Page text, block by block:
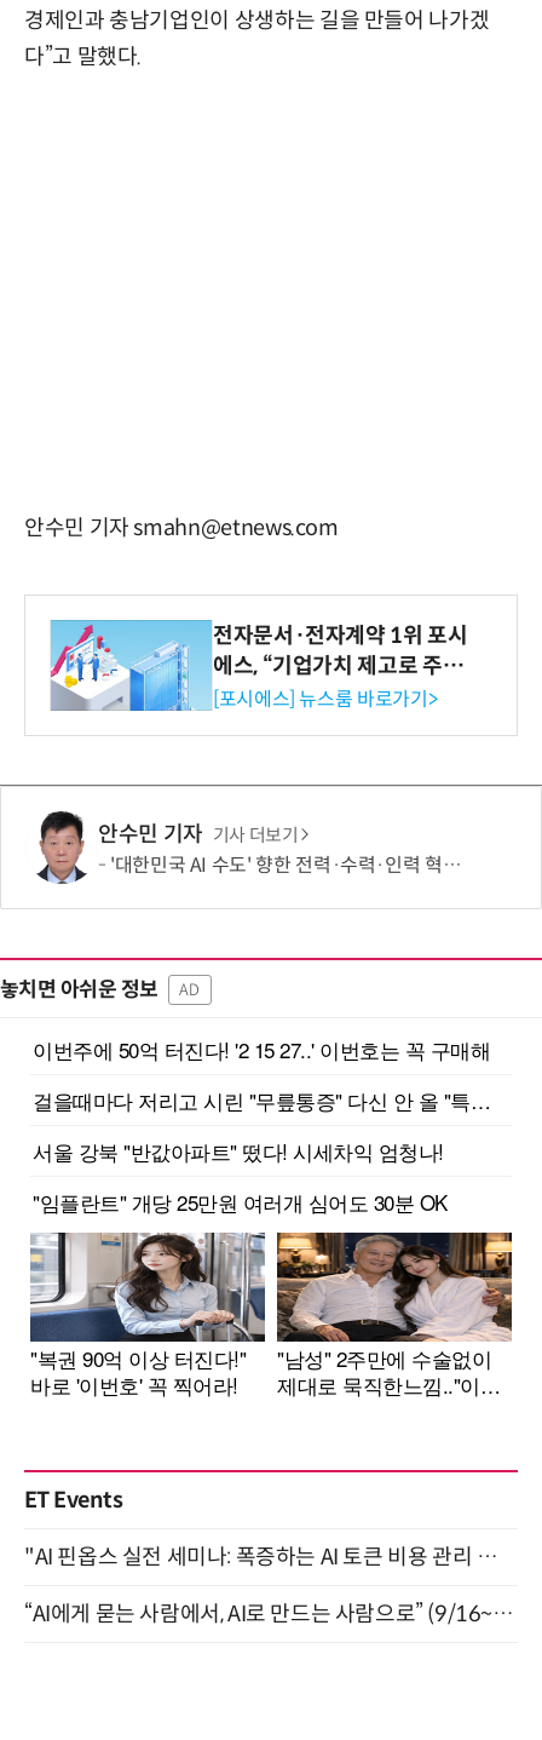
경제인과 충남기업인이 상생하는 길을 만들어 나가겠
다”고 말했다.
안수민 기자 smahn@etnews.com
전자문서·전자계약 1위 포시
에스, “기업가치 제고로 주주
환원 강화” 계획 공시
[포시에스] 뉴스룸 바로가기>
안수민 기자 기사 더보기
'대한민국 AI 수도' 향한 전력·수력·인력 혁신 시동…'충남 3력 혁신 TF 회의 첫 개최
놓치면 아쉬운 정보 AD
ET Events
"AI 핀옵스 실전 세미나: 폭증하는 AI 토큰 비용 관리 전략" 8월 21일 개최
“AI에게 묻는 사람에서, AI로 만드는 사람으로” (9/16~17)